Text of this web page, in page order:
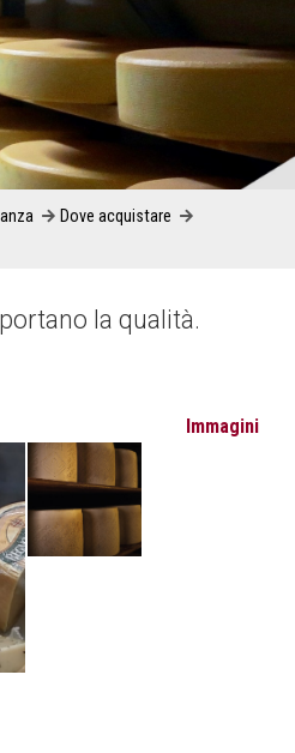
Dove acquistare
la qualità.
Immagini